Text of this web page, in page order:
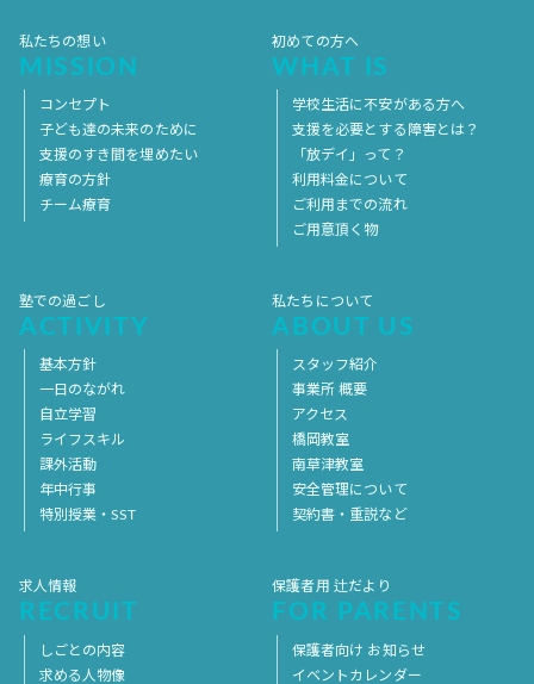
私たちの想い
MISSION
コンセプト
子ども達の未来のために
支援のすき間を埋めたい
療育の方針
チーム療育
初めての方へ
WHAT IS
学校生活に不安がある方へ
支援を必要とする障害とは？
「放デイ」って？
利用料金について
ご利用までの流れ
ご用意頂く物
塾での過ごし
ACTIVITY
基本方針
一日のながれ
自立学習
ライフスキル
課外活動
年中行事
特別授業・SST
私たちについて
ABOUT US
スタッフ紹介
事業所 概要
アクセス
橋岡教室
南草津教室
安全管理について
契約書・重説など
求人情報
RECRUIT
しごとの内容
求める人物像
保護者用 辻だより
FOR PARENTS
保護者向け お知らせ
イベントカレンダー